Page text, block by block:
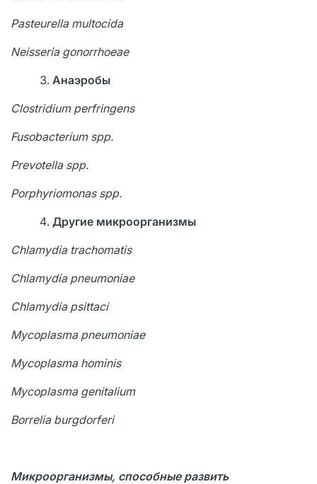
Pasteurella multocida
Neisseria gonorrhoeae
Анаэробы
Clostridium perfringens
Fusobacterium spp.
Prevotella spp.
Porphyriomonas spp.
Другие микроорганизмы
Chlamydia trachomatis
Chlamydia pneumoniae
Chlamydia psittaci
Mycoplasma pneumoniae
Mycoplasma hominis
Mycoplasma genitalium
Borrelia burgdorferi
Микроорганизмы, способные развить